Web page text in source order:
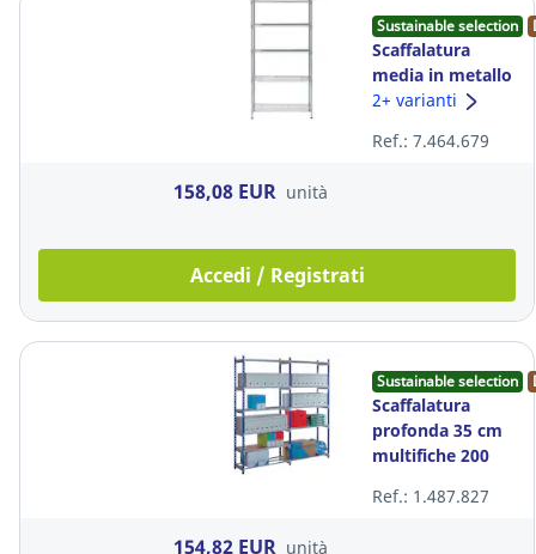
Sustainable selection
Scaffalatura
media in metallo
5 ripiani Mobi
h200xl90xh35
2+ varianti
Ref.: 7.464.679
158,08 EUR unità
Accedi / Registrati
Sustainable selection
Scaffalatura
profonda 35 cm
multifiche 200
Ref.: 1.487.827
154,82 EUR unità